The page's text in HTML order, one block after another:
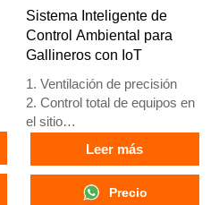
5. Nuestra recepción en línea
24 horas. Números de
WhatsApp: +8618830120193,
Sistema Inteligente de
Control Ambiental para
Gallineros con IoT
1. Ventilación de precisión
2. Control total de equipos en
el sitio
3. Sistema de alarma de
autodiagnóstico
4. Hardware de estándar
Leer más
Precio